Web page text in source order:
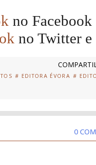
no Facebook
no Twitter
# EDITORA ÉVORA #
0